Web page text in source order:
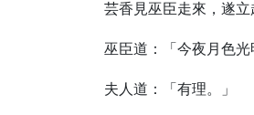
芸香見巫臣走來，遂立
巫臣道：「今夜月色光
夫人道：「有理。」